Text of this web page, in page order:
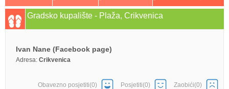
Gradsko kupalište - Plaža, Crikvenica
Ivan Nane (Facebook page)
Adresa: Crikvenica
Obavezno posjetiti(0) Posjetiti(0) Zaobići(0)